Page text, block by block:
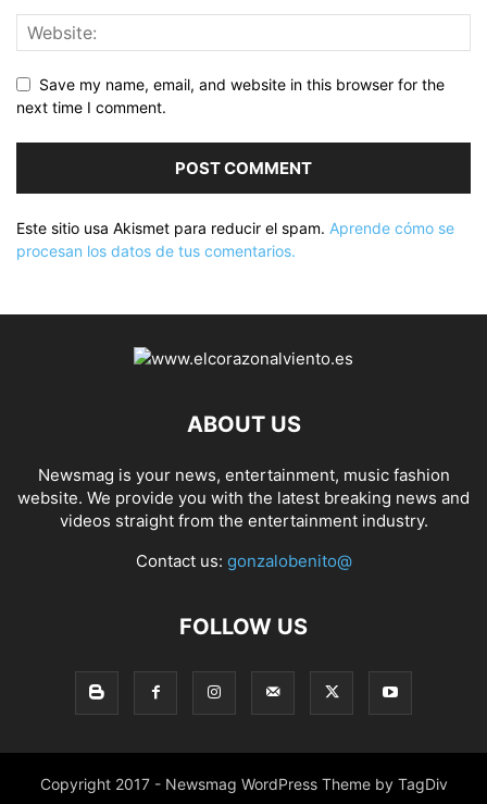
Save my name, email, and website in this browser for the
next time I comment.
Este sitio usa Akismet para reducir el spam. Aprende cómo se
procesan los datos de tus comentarios.
ABOUT US
Newsmag is your news, entertainment, music fashion
website. We provide you with the latest breaking news and
videos straight from the entertainment industry.
Contact us: gonzalobenito@
FOLLOW US
Copyright 2017 - Newsmag WordPress Theme by TagDiv